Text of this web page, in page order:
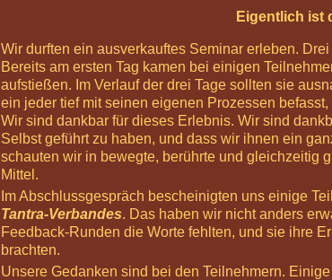
Eigentlich ist
Wir durften ein ausverkauftes Seminar erleben.
Bereits am ersten Tag kamen bei einigen
aufstießen. Im Verlauf der drei Tage sollten sie
ein jeder tief mit seinen eigenen Prozessen
Wir sind dankbar für dieses Erlebnis. Wir sind
Selbst geführt zu haben, und dass wir ihnen ein
schauten wir in bewegte, berührte und gleichzeitig
Mittel.
Im Abschlussgespräch bescheinigten uns einige
Tantra-Verbandes. Das haben wir nicht anders
Feedback-Runden die Worte fehlten, und sie ihre
brachten.
Unsere Gedanken sind bei den Teilnehmern.